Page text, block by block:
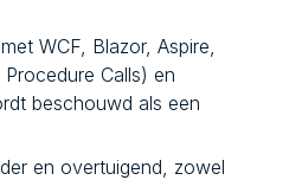
WCF, Blazor, Aspire,
Procedure Calls) en
beschouwd als een
en overtuigend, zowel